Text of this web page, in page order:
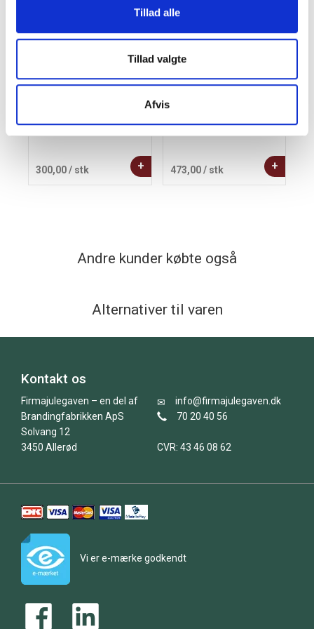
Tillad alle
Tillad valgte
Afvis
300,00/ stk +
cm. bøg
473,00 / stk +
Andre kunder købte også
Alternativer til varen
Kontakt os
Firmajulegaven – en del af
Brandingfabrikken ApS
Solvang 12
3450 Allerød
info@firmajulegaven.dk
70 20 40 56
CVR: 43 46 08 62
Vi er e-mærke godkendt